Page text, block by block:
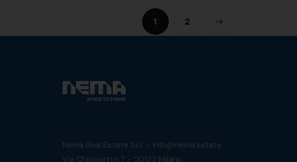
1 2
>
Nema Real Estate S.r.l. – info@nema.estate
Via Chiossetto,7 – 20122 Milano